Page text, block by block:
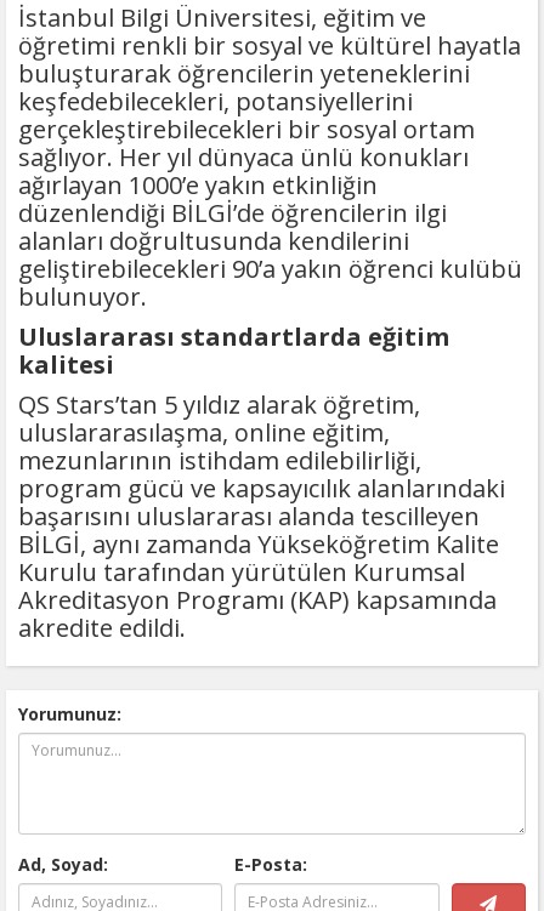
İstanbul Bilgi Üniversitesi, eğitim ve
öğretimi renkli bir sosyal ve kültürel hayatla
buluşturarak öğrencilerin yeteneklerini
keşfedebilecekleri, potansiyellerini
gerçekleştirebilecekleri bir sosyal ortam
sağlıyor. Her yıl dünyaca ünlü konukları
ağırlayan 1000’e yakın etkinliğin
düzenlendiği BİLGİ’de öğrencilerin ilgi
alanları doğrultusunda kendilerini
geliştirebilecekleri 90’a yakın öğrenci kulübü
bulunuyor.
Uluslararası standartlarda eğitim
kalitesi
QS Stars’tan 5 yıldız alarak öğretim,
uluslararasılaşma, online eğitim,
mezunlarının istihdam edilebilirliği,
program gücü ve kapsayıcılık alanlarındaki
başarısını uluslararası alanda tescilleyen
BİLGİ, aynı zamanda Yükseköğretim Kalite
Kurulu tarafından yürütülen Kurumsal
Akreditasyon Programı (KAP) kapsamında
akredite edildi.
Yorumunuz:
Ad, Soyad: E-Posta: